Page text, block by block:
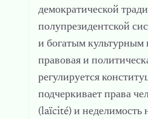
демократической
полупрезидентской
и богатым культурным
правовая и
регулируется
подчеркивает права
(laïcité) и неделимость